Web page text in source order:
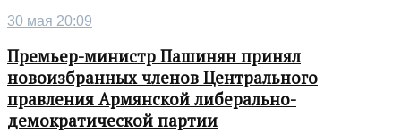
30 мая 20:09
Премьер-министр Пашинян принял
новоизбранных членов Центрального
правления Армянской либерально-
демократической партии